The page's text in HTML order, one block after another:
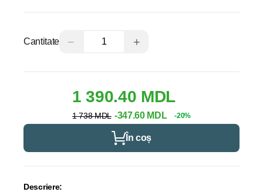
Cantitate − +
1 390.40 MDL
1 738 MDL -347.60 MDL -20%
În coș
Descriere: